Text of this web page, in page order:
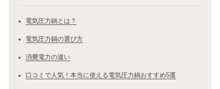
電気圧力鍋とは？
電気圧力鍋の選び方
消費電力の違い
口コミで人気！本当に使える電気圧力鍋おすすめ5選